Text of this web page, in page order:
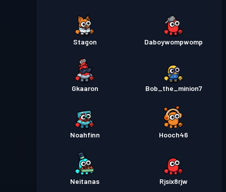
Stagon Daboywompwomp
Gkaaron Bob_the_minion7
Noahfinn Hooch46
Neitanas Rjsix8rjw